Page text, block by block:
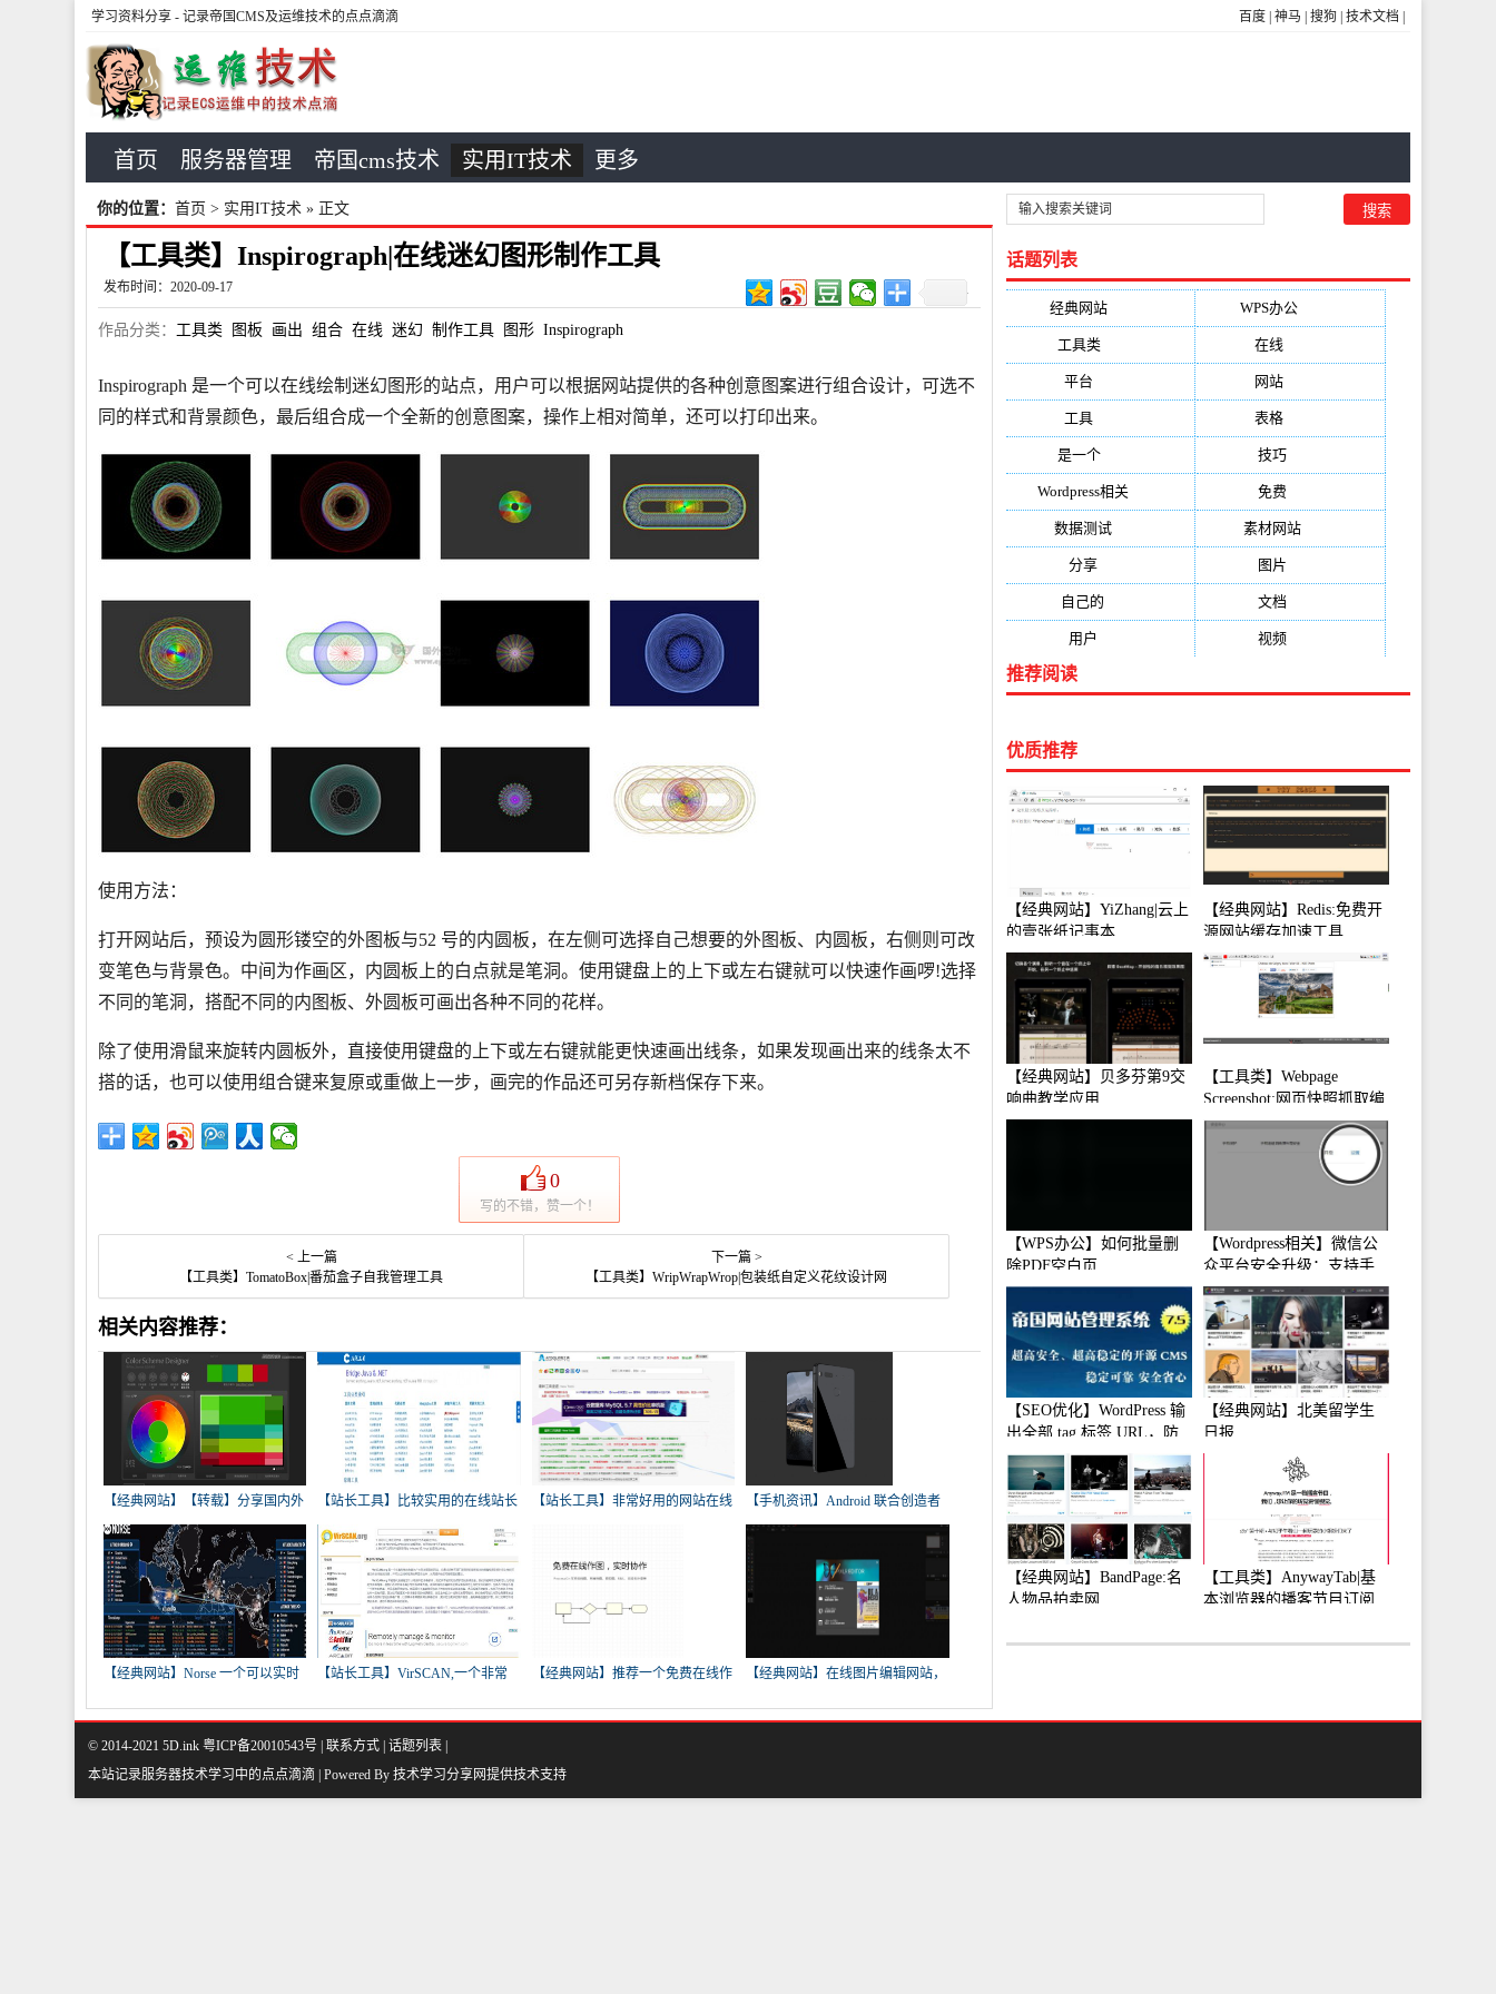
百度 神马 搜狗 技术文档
学习资料分享 - 记录帝国CMS及运维技术的点点滴滴
首页 服务器管理 帝国cms技术 实用IT技术 更多
你的位置： 首页 > 实用IT技术 » 正文
【工具类】Inspirograph|在线迷幻图形制作工具
发布时间：2020-09-17
作品分类： 工具类 图板 画出 组合 在线 迷幻 制作工具 图形 Inspirograph
Inspirograph 是一个可以在线绘制迷幻图形的站点，用户可以根据网站提供的各种创意图案进行组合设计，可选不
同的样式和背景颜色，最后组合成一个全新的创意图案，操作上相对简单，还可以打印出来。
使用方法：
打开网站后，预设为圆形镂空的外图板与52 号的内圆板，在左侧可选择自己想要的外图板、内圆板，右侧则可改
变笔色与背景色。中间为作画区，内圆板上的白点就是笔洞。使用键盘上的上下或左右键就可以快速作画啰!选择
不同的笔洞，搭配不同的内图板、外圆板可画出各种不同的花样。
除了使用滑鼠来旋转内圆板外，直接使用键盘的上下或左右键就能更快速画出线条，如果发现画出来的线条太不
搭的话，也可以使用组合键来复原或重做上一步，画完的作品还可另存新档保存下来。
0
写的不错，赞一个！
< 上一篇
【工具类】TomatoBox|番茄盒子自我管理工具
下一篇 >
【工具类】WripWrapWrop|包装纸自定义花纹设计网
相关内容推荐：
【经典网站】【转载】分享国内外
实
【站长工具】比较实用的在线站长
工
【站长工具】非常好用的网站在线
【手机资讯】Android 联合创造者
打
【经典网站】Norse 一个可以实时
监
【站长工具】VirSCAN,一个非常
强大
【经典网站】推荐一个免费在线作
图
【经典网站】在线图片编辑网站，
好用
话题列表
经典网站 WPS办公(2513)
工具类(1994) 在线(1987)
平台 网站(1170)
工具 表格(1052)
是一个(1026) 技巧
Wordpress相关(851) 免费
数据测试(788) 素材网站
分享(676) 图片
自己的 文档
用户 视频
推荐阅读
优质推荐
【经典网站】YiZhang|云上
的壹张纸记事本
【经典网站】Redis:免费开
源网站缓存加速工具
【经典网站】贝多芬第9交
响曲教学应用
【工具类】Webpage
Screenshot:网页快照抓取编
辑工具
【WPS办公】如何批量删
除PDF空白页
【Wordpress相关】微信公
众平台安全升级：支持手
机保护
【SEO优化】WordPress 输
出全部 tag 标签 URL，防
止中文转码
【经典网站】北美留学生
日报
【经典网站】BandPage:名
人物品拍卖网
【工具类】AnywayTab|基
本浏览器的播客节目订阅
© 2014-2021 5D.ink 粤ICP备20010543号 联系方式 话题列表
本站记录服务器技术学习中的点点滴滴 | Powered By 技术学习分享网提供技术支持